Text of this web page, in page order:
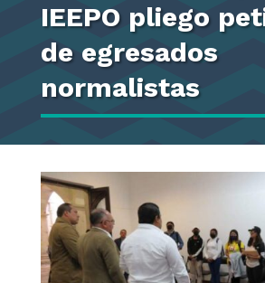
IEEPO pliego
de egresados
normalistas